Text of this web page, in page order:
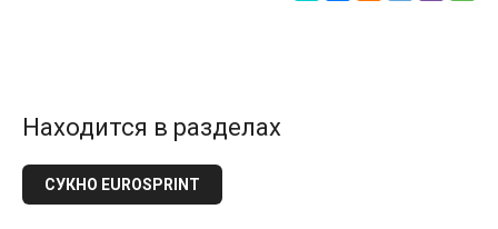
Находится в разделах
СУКНО EUROSPRINT